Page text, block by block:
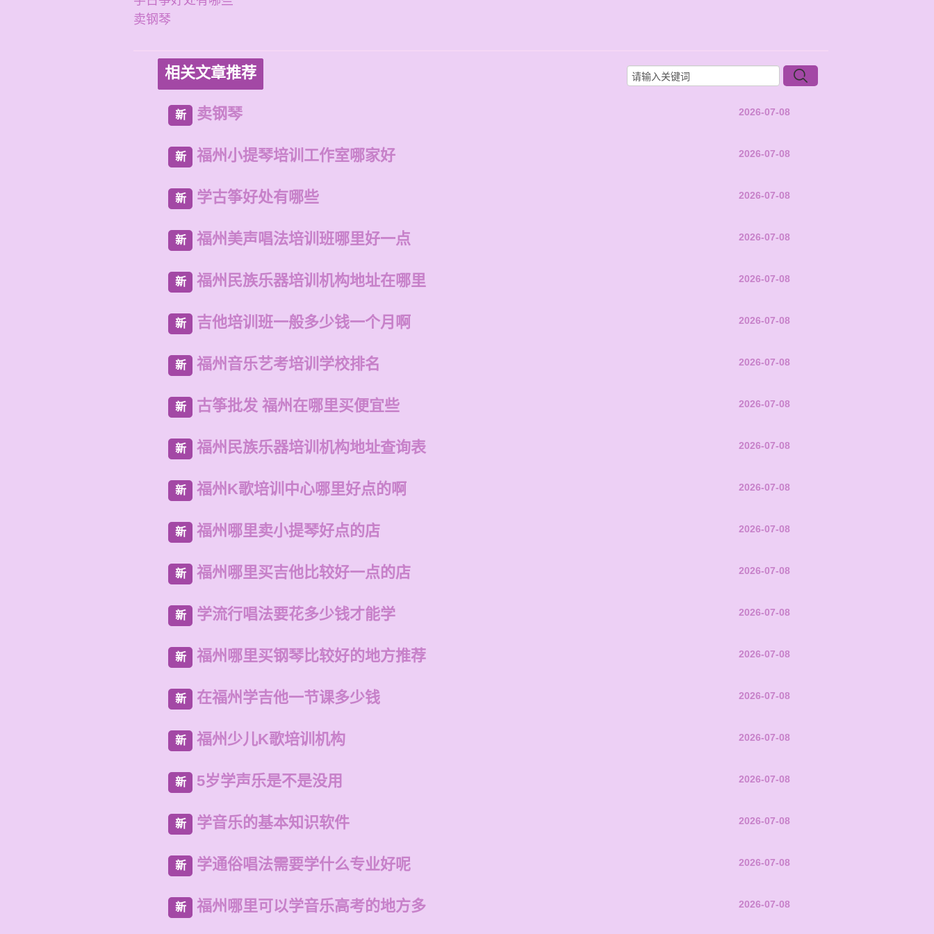
卖钢琴
相关文章推荐
新 卖钢琴 2026-07-08
新 福州小提琴培训工作室哪家好 2026-07-08
新 学古筝好处有哪些 2026-07-08
新 福州美声唱法培训班哪里好一点 2026-07-08
新 福州民族乐器培训机构地址在哪里 2026-07-08
新 吉他培训班一般多少钱一个月啊 2026-07-08
新 福州音乐艺考培训学校排名 2026-07-08
新 古筝批发 福州在哪里买便宜些 2026-07-08
新 福州民族乐器培训机构地址查询表 2026-07-08
新 福州K歌培训中心哪里好点的啊 2026-07-08
新 福州哪里卖小提琴好点的店 2026-07-08
新 福州哪里买吉他比较好一点的店 2026-07-08
新 学流行唱法要花多少钱才能学 2026-07-08
新 福州哪里买钢琴比较好的地方推荐 2026-07-08
新 在福州学吉他一节课多少钱 2026-07-08
新 福州少儿K歌培训机构 2026-07-08
新 5岁学声乐是不是没用 2026-07-08
新 学音乐的基本知识软件 2026-07-08
新 学通俗唱法需要学什么专业好呢 2026-07-08
新 福州哪里可以学音乐高考的地方多 2026-07-08